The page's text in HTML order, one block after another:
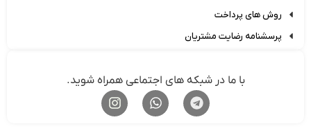
روش های پرداخت
پرسشنامه رضایت مشتریان
با ما در شبکه های اجتماعی همراه شوید.